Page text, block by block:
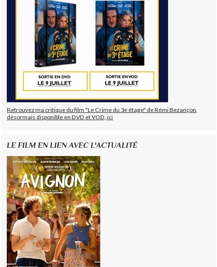
Retrouvez ma critique du film "Le Crime du 3e étage" de Rémi Bezançon,
désormais disponible en DVD et VOD, ici
LE FILM EN LIEN AVEC L'ACTUALITÉ